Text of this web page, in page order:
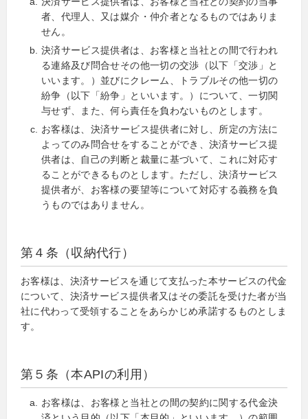
者、代理人、又は媒介・仲介者となるものではありま
せん。
決済サービス提供者は、お客様と当社との間で行われ
る連絡及び問合せその他一切の交渉（以下「交渉」と
いいます。）並びにクレーム、トラブルその他一切の
紛争（以下「紛争」といいます。）について、一切関
与せず、また、何ら責任を負わないものとします。
お客様は、決済サービス提供者に対し、所定の方法に
よってのみ問合せをすることができ、決済サービス提
供者は、自己の判断と裁量に基づいて、これに対応す
ることができるものとします。ただし、決済サービス
提供者が、お客様の要望等について対応する義務を負
うものではありません。
第４条（収納代行）
お客様は、決済サービスを通じて支払った本サービスの代金
について、決済サービス提供者又はその委託を受けた者が当
社に代わって受領することをあらかじめ承諾するものとしま
す。
第５条（本APIの利用）
お客様は、お客様と当社との間の契約に関する代金決